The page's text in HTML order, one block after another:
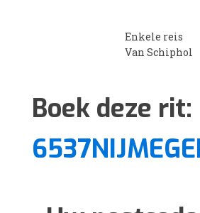
Enkele reis
Van Schiphol
Boek deze rit: